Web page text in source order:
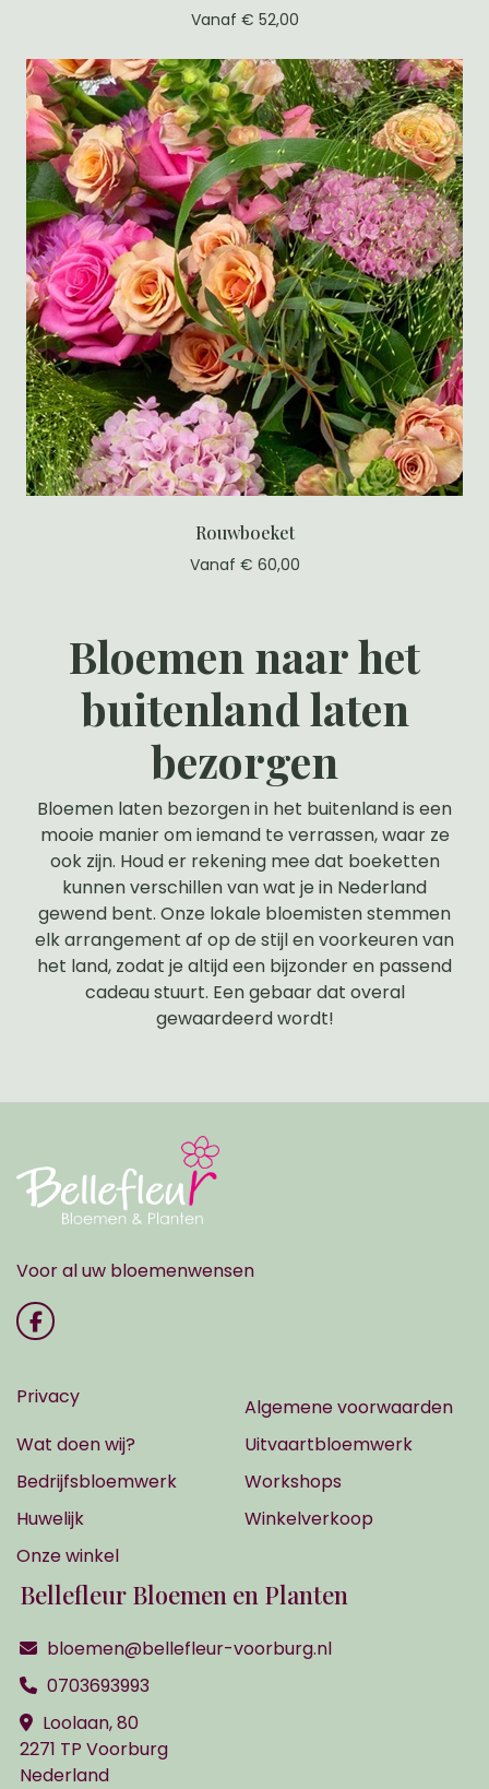
Vanaf € 52,00
Rouwboeket
Vanaf € 60,00
Bloemen naar het
buitenland laten
bezorgen
Bloemen laten bezorgen in het buitenland is een
mooie manier om iemand te verrassen, waar ze
ook zijn. Houd er rekening mee dat boeketten
kunnen verschillen van wat je in Nederland
gewend bent. Onze lokale bloemisten stemmen
elk arrangement af op de stijl en voorkeuren van
het land, zodat je altijd een bijzonder en passend
cadeau stuurt. Een gebaar dat overal
gewaardeerd wordt!
Voor al uw bloemenwensen
Privacy
Algemene voorwaarden
Wat doen wij?
Uitvaartbloemwerk
Bedrijfsbloemwerk
Workshops
Huwelijk
Winkelverkoop
Onze winkel
Bellefleur Bloemen en Planten
bloemen@bellefleur-voorburg.nl
0703693993
Loolaan, 80
2271 TP Voorburg
Nederland